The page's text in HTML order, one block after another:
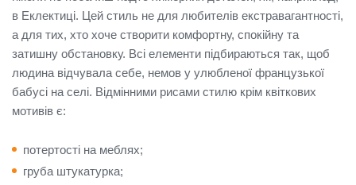
в Еклектиці. Цей стиль не для любителів екстравагантності,
а для тих, хто хоче створити комфортну, спокійну та
затишну обстановку. Всі елементи підбираються так, щоб
людина відчувала себе, немов у улюбленої французької
бабусі на селі. Відмінними рисами стилю крім квіткових
мотивів є:
потертості на меблях;
груба штукатурка;